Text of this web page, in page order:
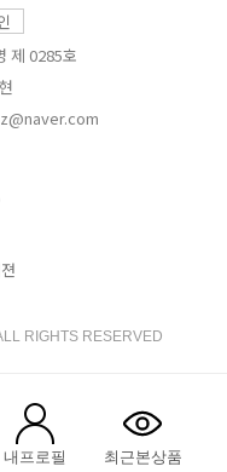
내프로필 최근본상품
제 0285호
RIGHTS RESERVED